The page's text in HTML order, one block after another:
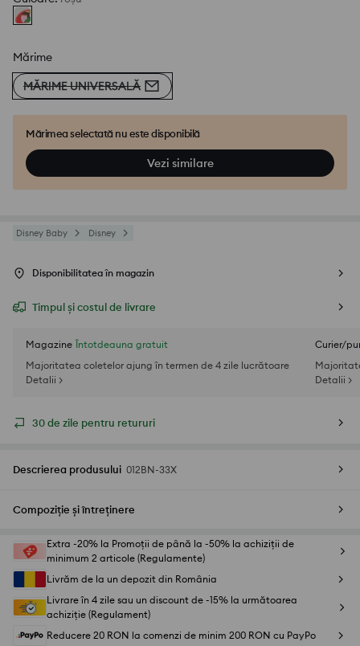
Mărime
MĂRIME UNIVERSALĂ
Mărimea selectată nu este disponibilă
Vezi similare
Disney Baby Disney
Disponibilitatea în magazin
Timpul și costul de livrare
Magazine Întotdeauna gratuit
Majoritatea coletelor ajung în termen de 4 zile lucrătoare
Detalii >
Curier/
Detalii >
30 de zile pentru retururi
Descrierea produsului 012BN-33X
Compoziție și întreținere
Extra -20% la Promoții de până la -50% la achiziții de
minimum 2 articole (Regulamente)
Livrăm de la un depozit din România
Livrare în 4 zile sau un discount de -15% la următoarea
achiziție (Regulament)
Reducere 20 RON la comenzi de minim 200 RON cu PayPo